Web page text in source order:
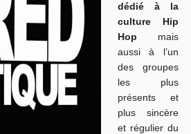
dédié à la
culture Hip
Hop mais
aussi à l’un
des groupes
les plus
présents et
plus sincère
et régulier du